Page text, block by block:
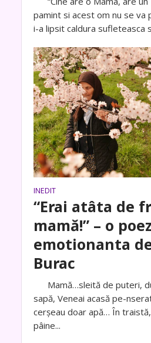
pamint si acest om nu se va
i-a lipsit caldura sufleteasca
INEDIT
“Erai atâta de
mamă!” – o
emotionanta
Burac
Mamă…sleită de puteri,
sapă, Veneai acasă pe-
cerșeau doar apă… În
pâine...